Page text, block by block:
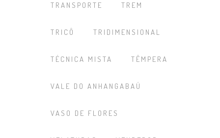
TRANSPORTE TREM
TRICÔ TRIDIMENSIONAL
TÉCNICA MISTA TÊMPERA
VALE DO ANHANGABAÚ
VASO DE FLORES